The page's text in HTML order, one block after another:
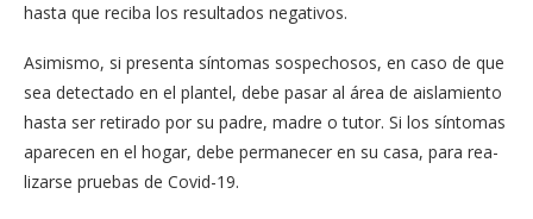
hasta que reciba los re­sultados negativos.
Asimismo, si presen­ta síntomas sospecho­sos, en caso de que
sea detectado en el plan­tel, debe pasar al área de aislamiento
hasta ser retirado por su padre, madre o tutor. Si los sín­tomas
aparecen en el hogar, debe permane­cer en su casa, para rea­
lizarse pruebas de Covid-19.